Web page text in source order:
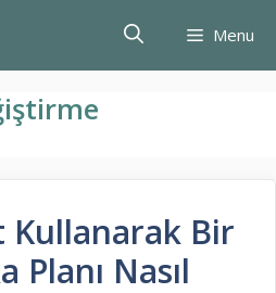
Menu
Kullanarak Bir
Planı Nasıl